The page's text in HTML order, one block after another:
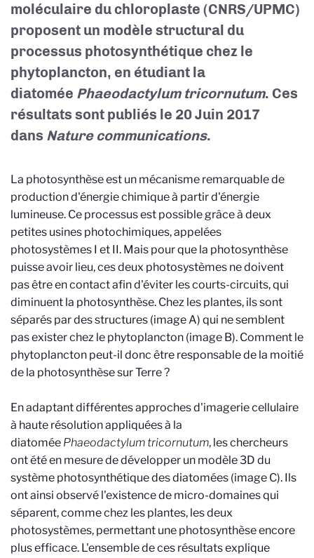
moléculaire du chloroplaste (CNRS/UPMC)
proposent un modèle structural du
processus photosynthétique chez le
phytoplancton, en étudiant la
diatomée Phaeodactylum tricornutum. Ces
résultats sont publiés le 20 Juin 2017
dans Nature communications.
La photosynthèse est un mécanisme remarquable de
production d'énergie chimique à partir d'énergie
lumineuse. Ce processus est possible grâce à deux
petites usines photochimiques, appelées
photosystèmes I et II. Mais pour que la photosynthèse
puisse avoir lieu, ces deux photosystèmes ne doivent
pas être en contact afin d'éviter les courts-circuits, qui
diminuent la photosynthèse. Chez les plantes, ils sont
séparés par des structures (image A) qui ne semblent
pas exister chez le phytoplancton (image B). Comment le
phytoplancton peut-il donc être responsable de la moitié
de la photosynthèse sur Terre ?
En adaptant différentes approches d'imagerie cellulaire
à haute résolution appliquées à la
diatomée Phaeodactylum tricornutum, les chercheurs
ont été en mesure de développer un modèle 3D du
système photosynthétique des diatomées (image C). Ils
ont ainsi observé l'existence de micro-domaines qui
séparent, comme chez les plantes, les deux
photosystèmes, permettant une photosynthèse encore
plus efficace. L'ensemble de ces résultats explique